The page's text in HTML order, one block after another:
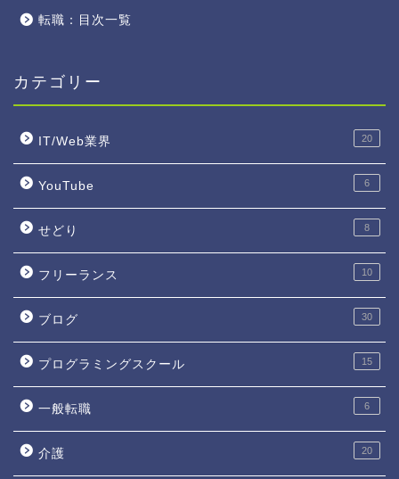
転職：目次一覧
カテゴリー
IT/Web業界 20
YouTube 6
せどり 8
フリーランス 10
ブログ 30
プログラミングスクール 15
一般転職 6
介護 20